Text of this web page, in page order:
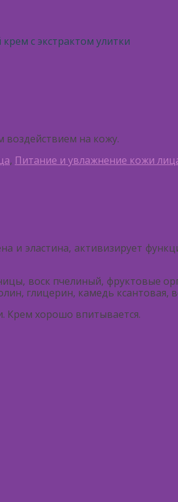
с экстрактом улитки
воздействием на кожу.
, Питание и увлажнение кожи
и эластина, активизирует
воск пчелиный, фруктовые
глицерин, камедь ксантовая,
Крем хорошо впитывается.